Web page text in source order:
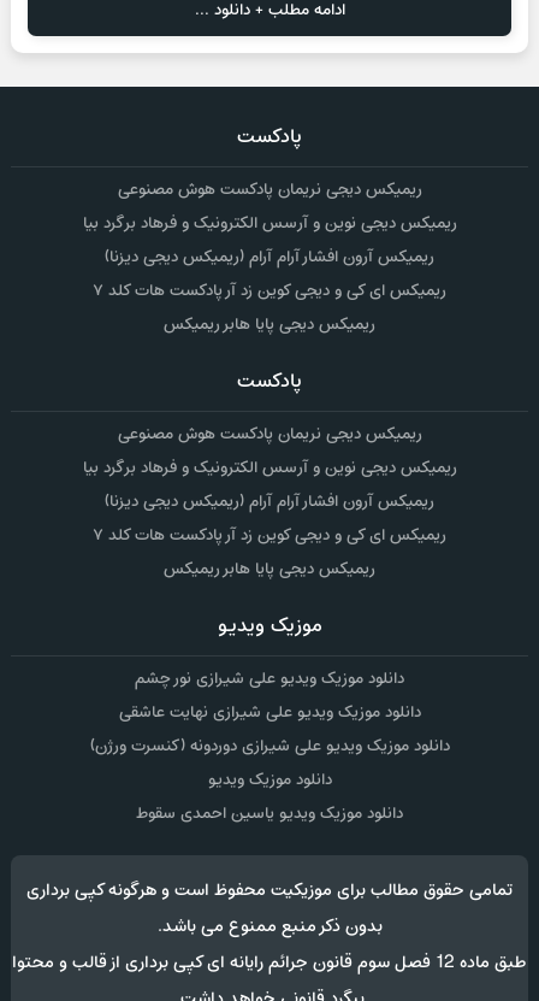
ادامه مطلب + دانلود ...
پادکست
ریمیکس دیجی نریمان پادکست هوش مصنوعی
ریمیکس دیجی نوین و آرسس الکترونیک و فرهاد برگرد بیا
ریمیکس آرون افشار آرام آرام (ریمیکس دیجی دیزنا)
ریمیکس ای کی و دیجی کوین زد آر پادکست هات کلد ۷
ریمیکس دیجی پایا هابر ریمیکس
پادکست
ریمیکس دیجی نریمان پادکست هوش مصنوعی
ریمیکس دیجی نوین و آرسس الکترونیک و فرهاد برگرد بیا
ریمیکس آرون افشار آرام آرام (ریمیکس دیجی دیزنا)
ریمیکس ای کی و دیجی کوین زد آر پادکست هات کلد ۷
ریمیکس دیجی پایا هابر ریمیکس
موزیک ویدیو
دانلود موزیک ویدیو علی شیرازی نور چشم
دانلود موزیک ویدیو علی شیرازی نهایت عاشقی
دانلود موزیک ویدیو علی شیرازی دوردونه (کنسرت ورژن)
دانلود موزیک ویدیو
دانلود موزیک ویدیو یاسین احمدی سقوط
تمامی حقوق مطالب برای موزیکیت محفوظ است و هرگونه کپی برداری
بدون ذکر منبع ممنوع می باشد.
طبق ماده 12 فصل سوم قانون جرائم رایانه ای کپی برداری از قالب و محتوا